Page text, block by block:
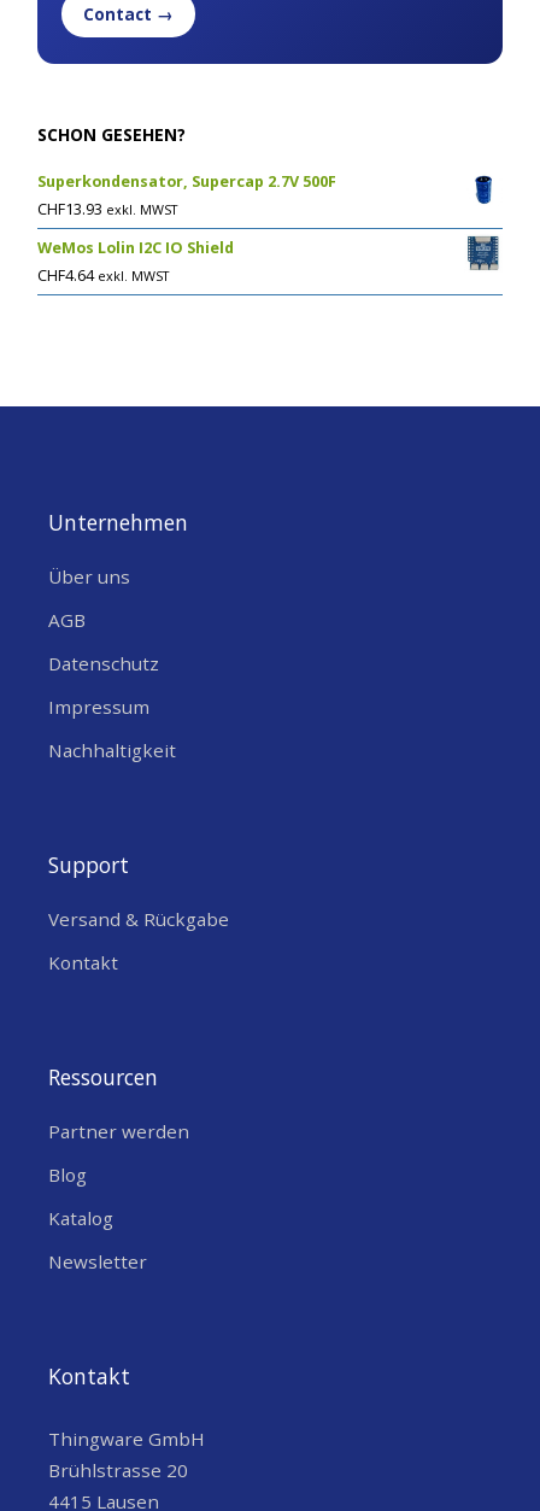
Contact →
SCHON GESEHEN?
Superkondensator, Supercap 2.7V 500F
CHF13.93 exkl. MWST
WeMos Lolin I2C IO Shield
CHF4.64 exkl. MWST
Unternehmen
Über uns
AGB
Datenschutz
Impressum
Nachhaltigkeit
Support
Versand & Rückgabe
Kontakt
Ressourcen
Partner werden
Blog
Katalog
Newsletter
Kontakt
Thingware GmbH
Brühlstrasse 20
4415 Lausen